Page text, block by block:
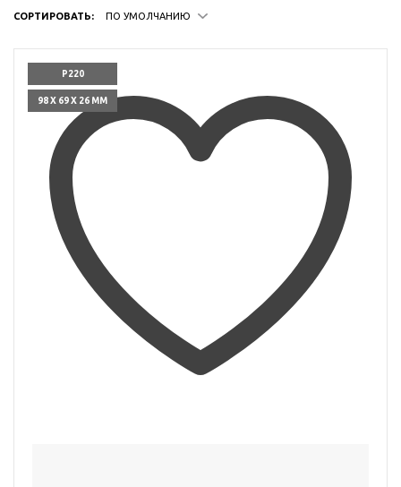
СОРТИРОВАТЬ: ПО УМОЛЧАНИЮ
P220
98 X 69 X 26 ММ